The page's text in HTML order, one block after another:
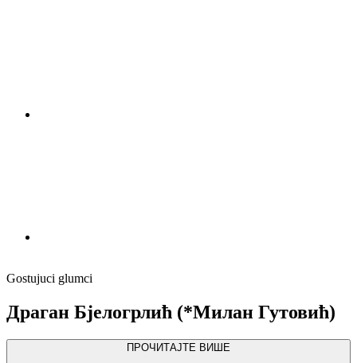
Gostujuci glumci
Драган Бјелогрлић (*Милан Гутовић)
ПРОЧИТАЈТЕ ВИШЕ